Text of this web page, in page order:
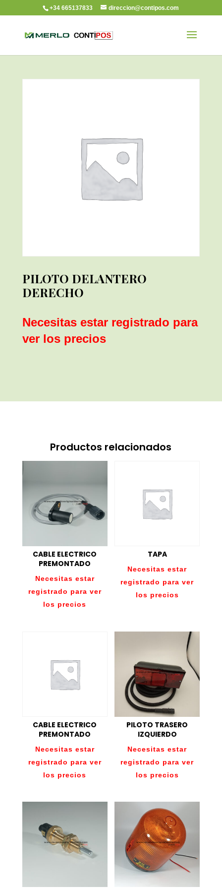
+34 665137833 direccion@contipos.com
PILOTO DELANTERO
DERECHO
Necesitas estar registrado para
ver los precios
Productos relacionados
CABLE ELECTRICO
PREMONTADO
Necesitas estar
registrado para ver
los precios
TAPA
Necesitas estar
registrado para ver
los precios
CABLE ELECTRICO
PREMONTADO
Necesitas estar
registrado para ver
los precios
PILOTO TRASERO
IZQUIERDO
Necesitas estar
registrado para ver
los precios